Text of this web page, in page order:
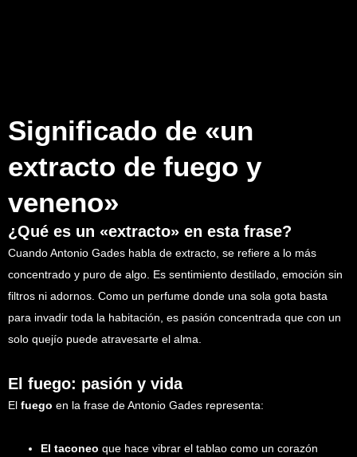
Significado de «un
extracto de fuego y
veneno»
¿Qué es un «extracto» en esta frase?
Cuando Antonio Gades habla de extracto, se refiere a lo más
concentrado y puro de algo. Es sentimiento destilado, emoción sin
filtros ni adornos. Como un perfume donde una sola gota basta
para invadir toda la habitación, es pasión concentrada que con un
solo quejío puede atravesarte el alma.
El fuego: pasión y vida
El fuego en la frase de Antonio Gades representa:
El taconeo que hace vibrar el tablao como un corazón